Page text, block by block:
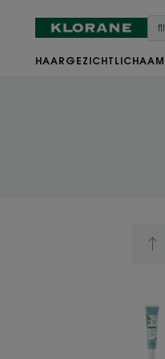
HAAR GEZICHT LICHAAM